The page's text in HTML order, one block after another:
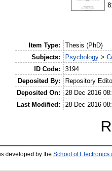
Item Type:
Thesis (PhD)
Subjects:
Psychology>
ID Code:
3194
Deposited By:
Repository
Deposited On:
28 Dec 2016
Last Modified:
28 Dec 2016
developed by the School of Electronics